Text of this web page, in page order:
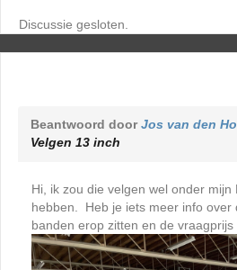
Discussie gesloten.
Beantwoord doorJos van den
Velgen 13 inch
Hi, ik zou die velgen wel onder mijn
hebben. Heb je iets meer info over
banden erop zitten en de vraagprijs